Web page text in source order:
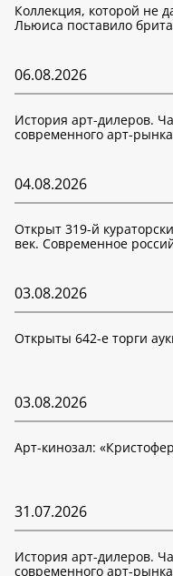
Коллекция, которой не
Льюиса поставило
06.08.2026
История арт-дилеров.
современного арт-
04.08.2026
Открыт 319-й
век. Современное
03.08.2026
Открыты 642-е торги
03.08.2026
Арт-кинозал:
31.07.2026
История арт-дилеров.
современного арт-